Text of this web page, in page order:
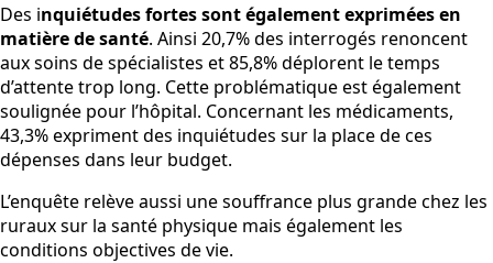
Des inquiétudes fortes sont également exprimées en
matière de santé. Ainsi 20,7% des interrogés renoncent
aux soins de spécialistes et 85,8% déplorent le temps
d’attente trop long. Cette problématique est également
soulignée pour l’hôpital. Concernant les médicaments,
43,3% expriment des inquiétudes sur la place de ces
dépenses dans leur budget.
L’enquête relève aussi une souffrance plus grande chez les
ruraux sur la santé physique mais également les
conditions objectives de vie.